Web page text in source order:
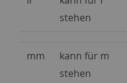
stehen
mm
kann für m
stehen